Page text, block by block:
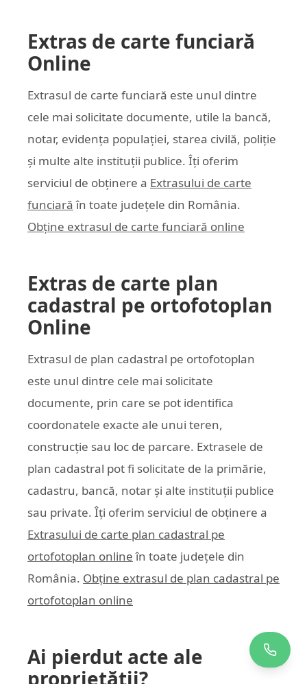
Extras de carte funciară
Online
Extrasul de carte funciară este unul dintre
cele mai solicitate documente, utile la bancă,
notar, evidența populației, starea civilă, poliție
și multe alte instituții publice. Îți oferim
serviciul de obținere a Extrasului de carte
funciară în toate județele din România.
Obține extrasul de carte funciară online
Extras de carte plan
cadastral pe ortofotoplan
Online
Extrasul de plan cadastral pe ortofotoplan
este unul dintre cele mai solicitate
documente, prin care se pot identifica
coordonatele exacte ale unui teren,
construcție sau loc de parcare. Extrasele de
plan cadastral pot fi solicitate de la primărie,
cadastru, bancă, notar și alte instituții publice
sau private. Îți oferim serviciul de obținere a
Extrasului de carte plan cadastral pe
ortofotoplan online în toate județele din
România. Obține extrasul de plan cadastral pe
ortofotoplan online
Ai pierdut acte ale
proprietății?